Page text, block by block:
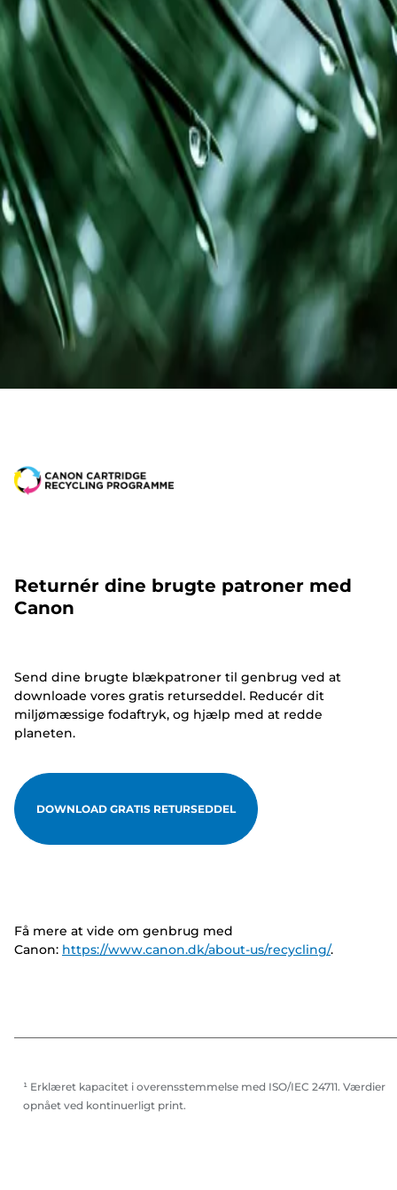
Returnér dine brugte patroner med
Canon
Send dine brugte blækpatroner til genbrug ved at
downloade vores gratis returseddel. Reducér dit
miljømæssige fodaftryk, og hjælp med at redde
planeten.
DOWNLOAD GRATIS RETURSEDDEL
Få mere at vide om genbrug med
Canon: https://www.canon.dk/about-us/recycling/.
¹ Erklæret kapacitet i overensstemmelse med ISO/IEC 24711. Værdier
opnået ved kontinuerligt print.